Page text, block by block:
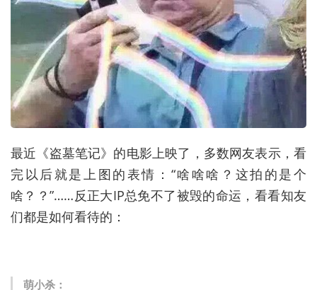
最近《盗墓笔记》的电影上映了，多数网友表示，看
完以后就是上图的表情：“啥啥啥？这拍的是个
啥？？”……反正大IP总免不了被毁的命运，看看知友
们都是如何看待的：
萌小杀 ：